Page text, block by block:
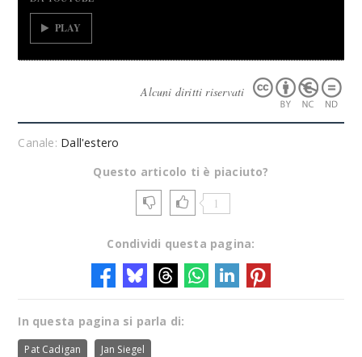
PLAY
Alcuni diritti riservati
Canale: Dall'estero
Questo articolo ti è piaciuto?
1
Condividi questa pagina:
In questa pagina si parla di:
Pat Cadigan Jan Siegel